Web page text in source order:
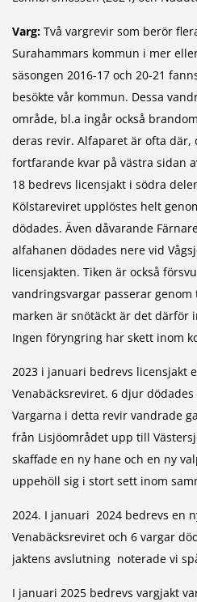
Varg:Två vargrevir som berör
Surahammars kommun i mer
säsongen 2016-17 och 20-21
besökte vår kommun. Dessa
område, bl.a ingår också
deras revir. Alfaparet är ofta där,
fortfarande kvar på västra sidan
18 bedrevs licensjakt i södra
Kölstareviret upplöstes helt
dödades. Även dåvarande
alfahanen dödades nere vid
licensjakten. Tiken är också
vandringsvargar passerar
marken är snötäckt är det därför
Ingen föryngring har skett inom
2023 i januari bedrevs licensjakt
Venabäcksreviret. 6 djur
Vargarna i detta revir vandrade
från Lisjöområdet upp till
skaffade en ny hane och en ny
uppehöll sig i stort sett inom
2024. I januari 2024 bedrevs en
Venabäcksreviret och 6 vargar
jaktens avslutning noterade vi
I januari 2025 bedrevs vargjakt